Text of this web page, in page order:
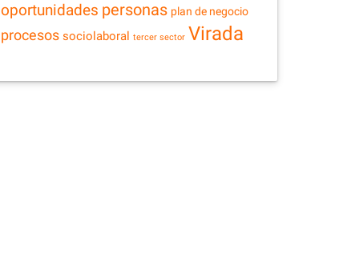
oportunidades personas plan de negocio
procesos sociolaboral tercer sector Virada